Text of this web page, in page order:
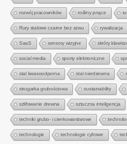
rozwój pracowników rośliny pnące
Rury stalowe czarne bez szwu rywalizacja
SaaS sensory wizyjne skróty
social media sporty elektroniczne
stal kwasoodporna stal nierdzewna
strugarka grubościowa sustainability
szlifowanie drewna sztuczna inteligencja
techniki grubo- i cienkowarstwowe
technologie technologie cyfrowe